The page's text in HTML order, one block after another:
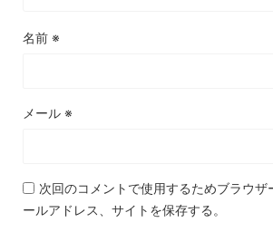
名前 ※
メール ※
次回のコメントで使用するためブラウザ
ールアドレス、サイトを保存する。